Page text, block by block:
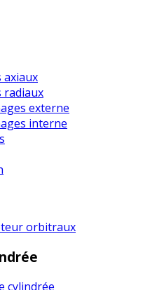
radiaux
externe
interne
orbitraux